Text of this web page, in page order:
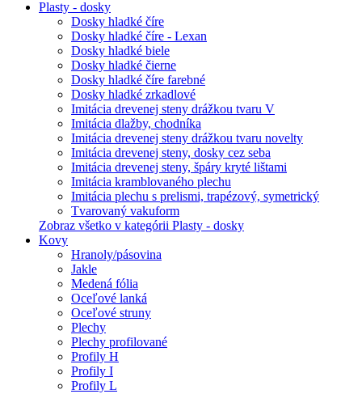
Plasty - dosky
Dosky hladké číre
Dosky hladké číre - Lexan
Dosky hladké biele
Dosky hladké čierne
Dosky hladké číre farebné
Dosky hladké zrkadlové
Imitácia drevenej steny drážkou tvaru V
Imitácia dlažby, chodníka
Imitácia drevenej steny drážkou tvaru novelty
Imitácia drevenej steny, dosky cez seba
Imitácia drevenej steny, špáry kryté lištami
Imitácia kramblovaného plechu
Imitácia plechu s prelismi, trapézový, symetrický
Tvarovaný vakuform
Zobraz všetko v kategórii Plasty - dosky
Kovy
Hranoly/pásovina
Jakle
Medená fólia
Oceľové lanká
Oceľové struny
Plechy
Plechy profilované
Profily H
Profily I
Profily L